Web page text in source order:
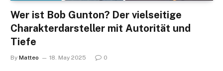
Wer ist Bob Gunton? Der vielseitige
Charakterdarsteller mit Autorität und
Tiefe
By Matteo 18. May 2025 0